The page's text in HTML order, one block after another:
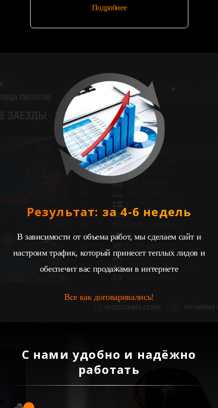
Подробнее
Результат: за 4-6 недель
В зависимости от объема работ, мы сделаем сайт и
настроим трафик, который принесет теплых лидов и
обеспечит вас продажами в интернете
Все как договаривались!
С нами удобно и надёжно
работать